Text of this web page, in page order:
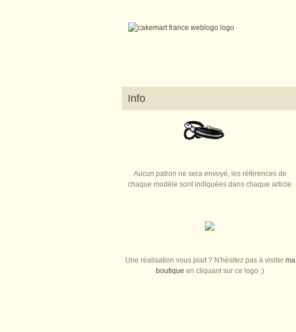
Info
Aucun patron ne sera envoyé, les références de
chaque modèle sont indiquées dans chaque article.
Une réalisation vous plait ? N'hésitez pas à visiter ma
boutique en cliquant sur ce logo ;)